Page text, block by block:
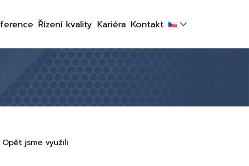
Řízení kvality Kariéra Kontakt
jsme využili